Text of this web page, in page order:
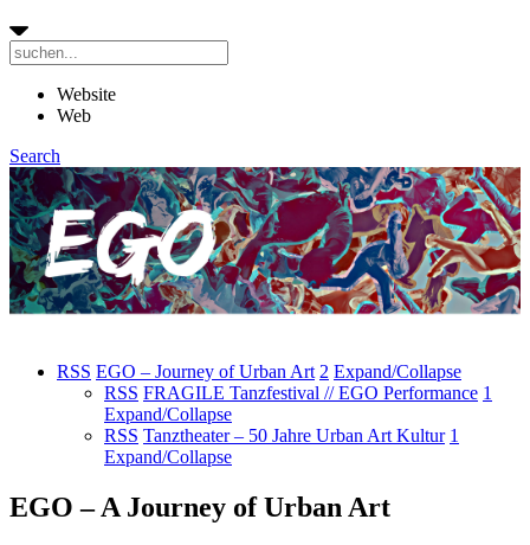
Website
Web
Search
RSS EGO – Journey of Urban Art 2 Expand/Collapse
RSS FRAGILE Tanzfestival // EGO Performance 1
Expand/Collapse
RSS Tanztheater – 50 Jahre Urban Art Kultur 1
Expand/Collapse
EGO – A Journey of Urban Art